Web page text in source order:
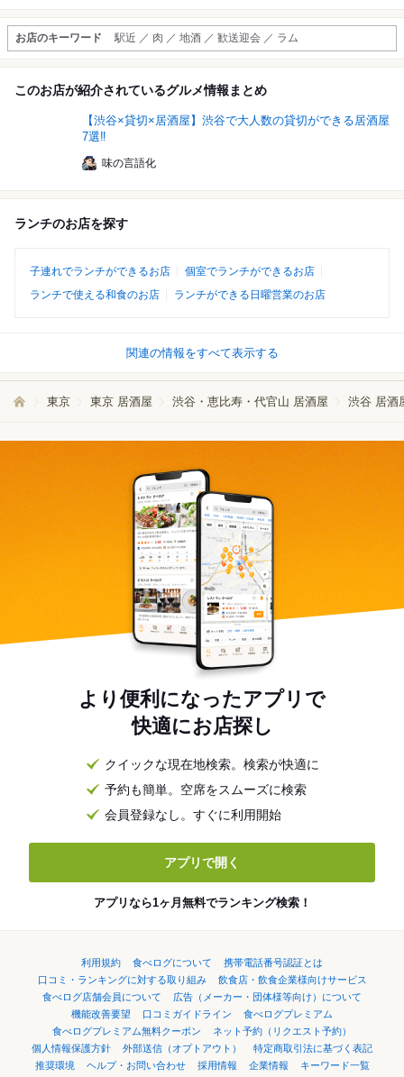
お店のキーワード 駅近 ／ 肉 ／ 地酒 ／ 歓送迎会 ／ ラム
このお店が紹介されているグルメ情報まとめ
【渋谷×貸切×居酒屋】渋谷で大人数の貸切ができる居酒屋
7選‼
味の言語化
ランチのお店を探す
子連れでランチができるお店
個室でランチができるお店
ランチで使える和食のお店
ランチができる日曜営業のお店
関連の情報をすべて表示する
東京 東京 居酒屋 渋谷・恵比寿・代官山 居酒屋 渋谷 居酒
より便利になったアプリで
快適にお店探し
クイックな現在地検索。検索が快適に
予約も簡単。空席をスムーズに検索
会員登録なし。すぐに利用開始
アプリで開く
アプリなら1ヶ月無料でランキング検索！
利用規約 食べログについて
携帯電話番号認証とは
口コミ・ランキングに対する取り組み
飲食店・飲食企業様向けサービス
食べログ店舗会員について
広告（メーカー・団体様等向け）について
機能改善要望
口コミガイドライン
食べログプレミアム
食べログプレミアム無料クーポン
ネット予約（リクエスト予約）
個人情報保護方針
外部送信（オプトアウト）
特定商取引法に基づく表記
推奨環境
ヘルプ・お問い合わせ 採用情報 企業情報 キーワード一覧